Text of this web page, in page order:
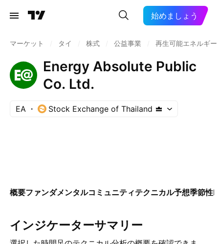
始めましょう
マーケット タイ 株式 公益事業 再生可能エネルギー
Energy Absolute Public
Co. Ltd.
EA Stock Exchange of Thailand
概要ファンダメンタルコミュニティテクニカル予想季節性
インジケーターサマリー